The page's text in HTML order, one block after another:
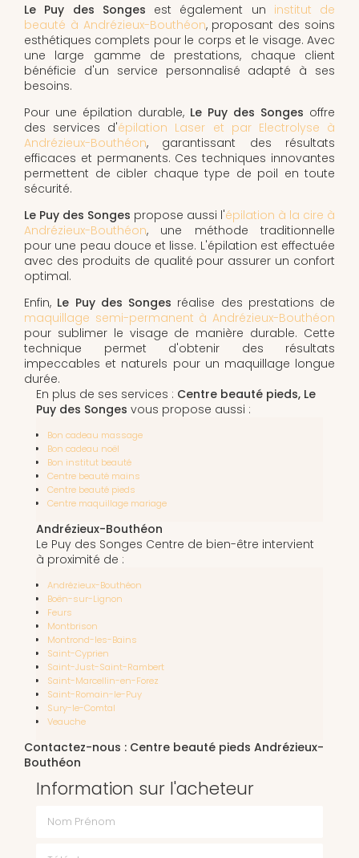
Le Puy des Songes est également un institut de
beauté à Andrézieux-Bouthéon, proposant des soins
esthétiques complets pour le corps et le visage. Avec
une large gamme de prestations, chaque client
bénéficie d'un service personnalisé adapté à ses
besoins.
Pour une épilation durable, Le Puy des Songes offre
des services d'épilation Laser et par Electrolyse à
Andrézieux-Bouthéon, garantissant des résultats
efficaces et permanents. Ces techniques innovantes
permettent de cibler chaque type de poil en toute
sécurité.
Le Puy des Songes propose aussi l'épilation à la cire à
Andrézieux-Bouthéon, une méthode traditionnelle
pour une peau douce et lisse. L'épilation est effectuée
avec des produits de qualité pour assurer un confort
optimal.
Enfin, Le Puy des Songes réalise des prestations de
maquillage semi-permanent à Andrézieux-Bouthéon
pour sublimer le visage de manière durable. Cette
technique permet d'obtenir des résultats
impeccables et naturels pour un maquillage longue
durée.
En plus de ses services : Centre beauté pieds, Le
Puy des Songes vous propose aussi :
Bon cadeau massage
Bon cadeau noël
Bon institut beauté
Centre beauté mains
Centre beauté pieds
Centre maquillage mariage
Andrézieux-Bouthéon
Le Puy des Songes Centre de bien-être intervient
à proximité de :
Andrézieux-Bouthéon
Boën-sur-Lignon
Feurs
Montbrison
Montrond-les-Bains
Saint-Cyprien
Saint-Just-Saint-Rambert
Saint-Marcellin-en-Forez
Saint-Romain-le-Puy
Sury-le-Comtal
Veauche
Contactez-nous : Centre beauté pieds Andrézieux-
Bouthéon
Information sur l'acheteur